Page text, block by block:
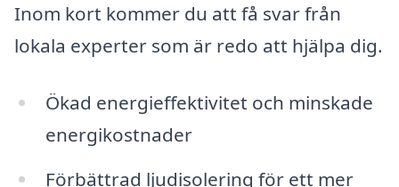
Inom kort kommer du att få svar från
lokala experter som är redo att hjälpa dig.
Ökad energieffektivitet och minskade
energikostnader
Förbättrad ljudisolering för ett mer